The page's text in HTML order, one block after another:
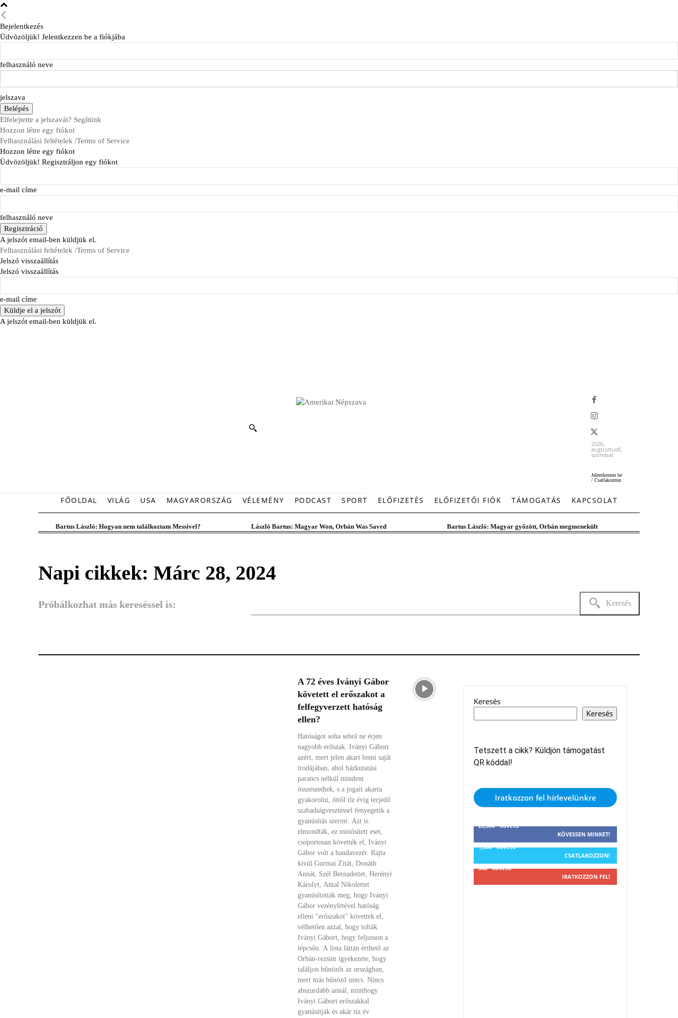
Bejelentkezés
Üdvözöljük! Jelentkezzen be a fiókjába
felhasználó neve
jelszava
Elfelejtette a jelszavát? Segítünk
Hozzon létre egy fiókot
Felhasználási feltételek /Terms of Service
Hozzon létre egy fiókot
Üdvözöljük! Regisztráljon egy fiókot
e-mail címe
felhasználó neve
A jelszót email-ben küldjük el.
Felhasználási feltételek /Terms of Service
Jelszó visszaállítás
Jelszó visszaállítás
e-mail címe
A jelszót email-ben küldjük el.
2026,
augusztus8,
szombat
Jelentkezzen be
/ Csatlakozzon
FŐOLDAL VILÁG USA MAGYARORSZÁG VÉLEMÉNY PODCAST SPORT ELŐFIZETÉS ELŐFIZETŐI FIÓK TÁMOGATÁS KAPCSOLAT
Bartus László: Hogyan nem találkoztam Messivel? László Bartus: Magyar Won, Orbán Was Saved Bartus László: Magyar győzött, Orbán megmenekült
Napi cikkek: Márc 28, 2024
Próbálkozhat más kereséssel is: Keresés
A 72 éves Iványi Gábor
követett el erőszakot a
felfegyverzett hatóság
ellen?
Hatóságot soha sehol ne érjen
nagyobb erőszak. Iványi Gábort
azért, mert jelen akart lenni saját
irodájában, ahol házkutatási
parancs nélkül mindent
összeszedtek, s a jogait akarta
gyakorolni, öttől tíz évig terjedő
szabadságvesztéssel fenyegetik a
gyanúsítás szerint. Azt is
elmondták, ez minősített eset,
csoportosan követték el, Iványi
Gábor volt a bandavezér. Rajta
kívül Gurmai Zitát, Donáth
Annát, Szél Bernadettet, Herényi
Károlyt, Antal Nikolettet
gyanúsították meg, hogy Iványi
Gábor vezényletével hatóság
elleni "erőszakot" követtek el,
vélhetően azzal, hogy tolták
Iványi Gábort, hogy feljusson a
lépcsőn. A lista láttán érthető az
Orbán-rezsim igyekezete, hogy
találjon bűnözőt az országban,
mert más bűnöző nincs. Nincs
abszurdabb annál, minthogy
Iványi Gábort erőszakkal
gyanúsítják és akár tíz év
Keresés
Keresés
Tetszett a cikk? Küldjön támogatást
QR kóddal!
Iratkozzon fel hírlevelünkre
25,000 Követő
KÖVESSEN MINKET!
1,000 Követő
CSATLAKOZZON!
340 Követő
IRATKOZZON FEL!